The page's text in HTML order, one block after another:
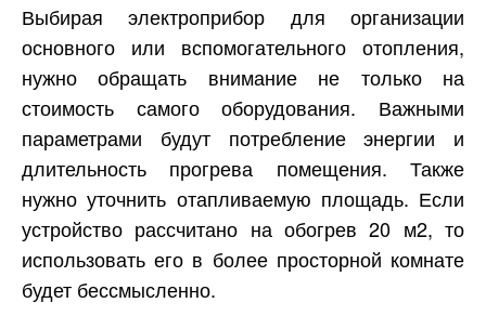
Выбирая электроприбор для организации
основного или вспомогательного отопления,
нужно обращать внимание не только на
стоимость самого оборудования. Важными
параметрами будут потребление энергии и
длительность прогрева помещения. Также
нужно уточнить отапливаемую площадь. Если
устройство рассчитано на обогрев 20 м2, то
использовать его в более просторной комнате
будет бессмысленно.